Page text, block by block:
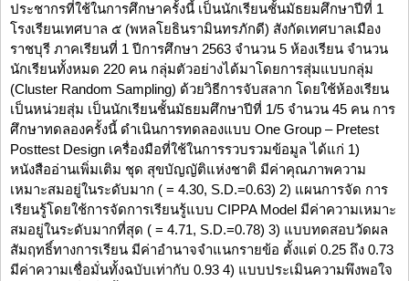
ประชากรที่ใช้ในการศึกษาครั้งนี้ เป็นนักเรียนชั้นมัธยมศึกษาปีที่ 1
โรงเรียนเทศบาล ๕ (พหลโยธินรามินทรภักดี) สังกัดเทศบาลเมือง
ราชบุรี ภาคเรียนที่ 1 ปีการศึกษา 2563 จำนวน 5 ห้องเรียน จำนวน
นักเรียนทั้งหมด 220 คน กลุ่มตัวอย่างได้มาโดยการสุ่มแบบกลุ่ม
(Cluster Random Sampling) ด้วยวิธีการจับสลาก โดยใช้ห้องเรียน
เป็นหน่วยสุ่ม เป็นนักเรียนชั้นมัธยมศึกษาปีที่ 1/5 จำนวน 45 คน การ
ศึกษาทดลองครั้งนี้ ดำเนินการทดลองแบบ One Group – Pretest
Posttest Design เครื่องมือที่ใช้ในการรวบรวมข้อมูล ได้แก่ 1)
หนังสืออ่านเพิ่มเติม ชุด สุขบัญญัติแห่งชาติ มีค่าคุณภาพความ
เหมาะสมอยู่ในระดับมาก ( = 4.30, S.D.=0.63) 2) แผนการจัด การ
เรียนรู้โดยใช้การจัดการเรียนรู้แบบ CIPPA Model มีค่าความเหมาะ
สมอยู่ในระดับมากที่สุด ( = 4.71, S.D.=0.78) 3) แบบทดสอบวัดผล
สัมฤทธิ์ทางการเรียน มีค่าอำนาจจำแนกรายข้อ ตั้งแต่ 0.25 ถึง 0.73
มีค่าความเชื่อมั่นทั้งฉบับเท่ากับ 0.93 4) แบบประเมินความพึงพอใจ